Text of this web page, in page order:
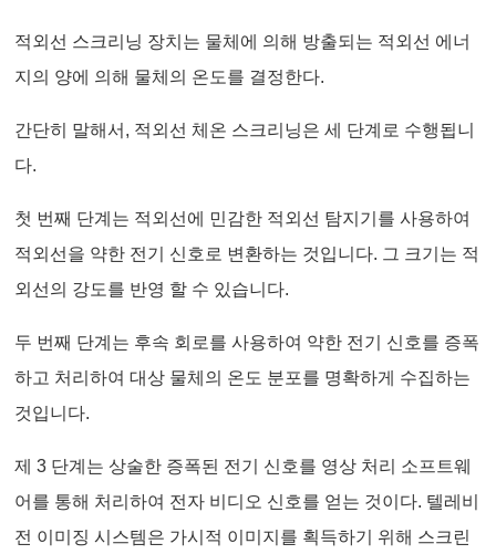
적외선 스크리닝 장치는 물체에 의해 방출되는 적외선 에너
지의 양에 의해 물체의 온도를 결정한다.
간단히 말해서, 적외선 체온 스크리닝은 세 단계로 수행됩니
다.
첫 번째 단계는 적외선에 민감한 적외선 탐지기를 사용하여
적외선을 약한 전기 신호로 변환하는 것입니다. 그 크기는 적
외선의 강도를 반영 할 수 있습니다.
두 번째 단계는 후속 회로를 사용하여 약한 전기 신호를 증폭
하고 처리하여 대상 물체의 온도 분포를 명확하게 수집하는
것입니다.
제 3 단계는 상술한 증폭된 전기 신호를 영상 처리 소프트웨
어를 통해 처리하여 전자 비디오 신호를 얻는 것이다. 텔레비
전 이미징 시스템은 가시적 이미지를 획득하기 위해 스크린